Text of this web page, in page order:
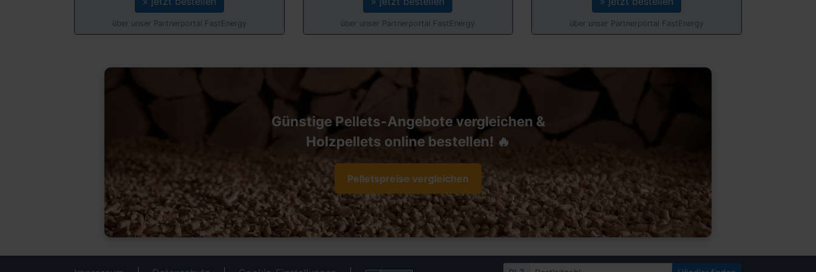
über unser Partnerportal FastEnergy über unser Partnerportal FastEnergy über unser Partnerportal FastEnergy
Günstige Pellets-Angebote vergleichen &
Holzpellets online bestellen! 🔥
Pelletspreise vergleichen